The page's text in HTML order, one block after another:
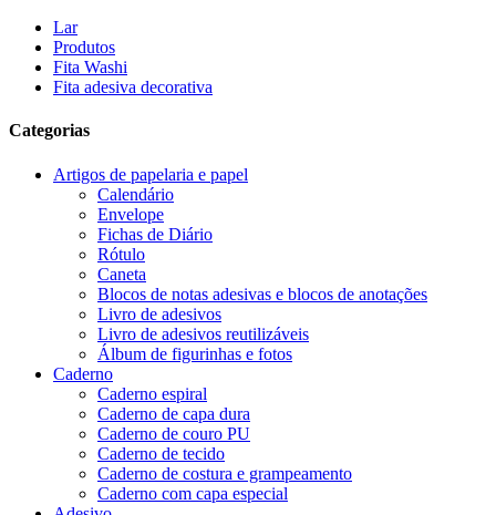
Lar
Produtos
Fita Washi
Fita adesiva decorativa
Categorias
Artigos de papelaria e papel
Calendário
Envelope
Fichas de Diário
Rótulo
Caneta
Blocos de notas adesivas e blocos de anotações
Livro de adesivos
Livro de adesivos reutilizáveis
Álbum de figurinhas e fotos
Caderno
Caderno espiral
Caderno de capa dura
Caderno de couro PU
Caderno de tecido
Caderno de costura e grampeamento
Caderno com capa especial